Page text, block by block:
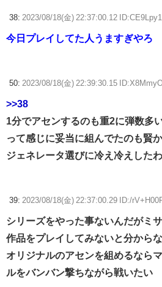
38: 2023/08/18(金) 22:37:00.12
今日プレイしてた人うますぎやろ
50: 2023/08/18(金) 22:39:30.15
>>38
1分でアセンするのも重2に弾数多
って感じに妥当に組んでたのも賢
ジェネレータ選びに冷え冷えしたわ
39: 2023/08/18(金) 22:37:00.29 ID:/
シリーズをやった事ないんだがミ
作品をプレイしてみないと分から
オリジナルのアセンを組めるなら
ルをバンバン撃ちながら戦いたい